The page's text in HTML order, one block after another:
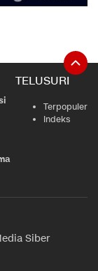
TELUSURI
Terpopuler
Indeks
Siber